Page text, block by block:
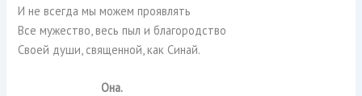
И не всегда мы можем проявлять
Все мужество, весь пыл и благородство
Своей души, священной, как Синай.
Она.